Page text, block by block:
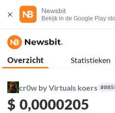
Newsbit
Bekijk in de Google Play
Overzicht Statistieken
cr0w by Virtuals koers
$ 0,0000205